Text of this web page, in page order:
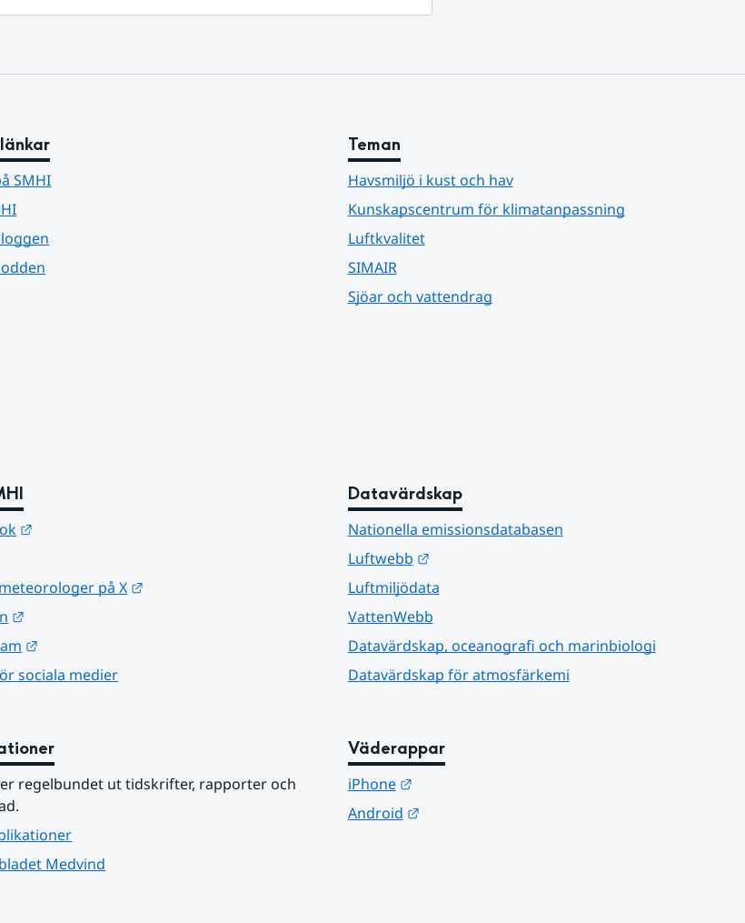
SMHI
Teman
Havsmiljö i kust och hav
Kunskapscentrum för klimatanpassning
Luftkvalitet
SIMAIR
Sjöar och vattendrag
på X
sociala medier
Datavärdskap
Nationella emissionsdatabasen
Luftwebb
Länk till annan webbplats.
Luftmiljödata
VattenWebb
Datavärdskap, oceanografi och marinbiologi
Datavärdskap för atmosfärkemi
regelbundet ut tidskrifter, rapporter och
Medvind
Väderappar
iPhone
Länk till annan webbplats.
Android
Länk till annan webbplats.